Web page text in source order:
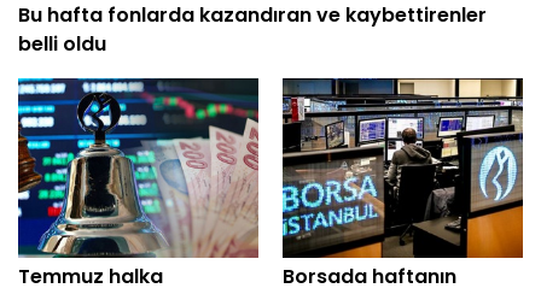
Bu hafta fonlarda kazandıran ve kaybettirenler
belli oldu
Temmuz halka
Borsada haftanın